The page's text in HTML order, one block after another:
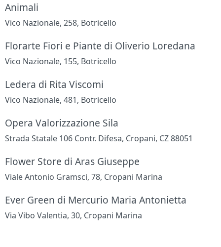
Animali
Vico Nazionale, 258, Botricello
Florarte Fiori e Piante di Oliverio Loredana
Vico Nazionale, 155, Botricello
Ledera di Rita Viscomi
Vico Nazionale, 481, Botricello
Opera Valorizzazione Sila
Strada Statale 106 Contr. Difesa, Cropani, CZ 88051
Flower Store di Aras Giuseppe
Viale Antonio Gramsci, 78, Cropani Marina
Ever Green di Mercurio Maria Antonietta
Via Vibo Valentia, 30, Cropani Marina